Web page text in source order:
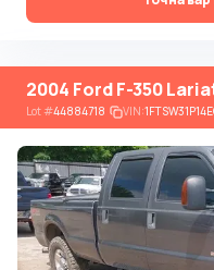
2004 Ford F-350
Lot#44884718 VIN: